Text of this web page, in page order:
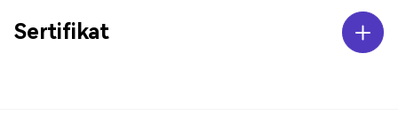
Sertifikat